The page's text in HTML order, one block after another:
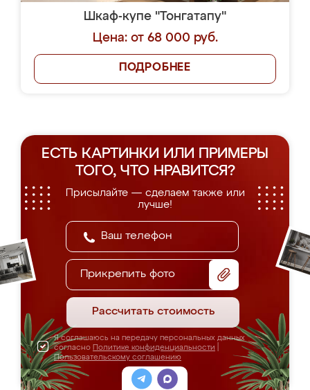
Шкаф-купе "Тонгатапу"
Цена: от 68 000 руб.
ПОДРОБНЕЕ
ЕСТЬ КАРТИНКИ ИЛИ ПРИМЕРЫ
ТОГО, ЧТО НРАВИТСЯ?
Присылайте — сделаем также или
лучше!
Прикрепить фото
Рассчитать стоимость
Я соглашаюсь на передачу персональных данных
согласно Политике конфиденциальности
Пользовательскому соглашению